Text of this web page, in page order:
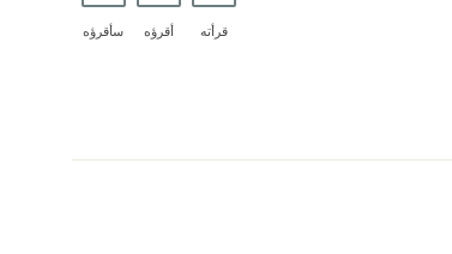
قرأته أقرؤه سأقرؤه